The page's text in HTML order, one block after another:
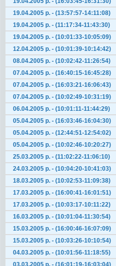
19.04.2005 р. - (13:57:57-14:11:08)
19.04.2005 р. - (11:17:34-11:43:30)
19.04.2005 р. - (10:01:33-10:05:09)
12.04.2005 р. - (10:01:39-10:14:42)
08.04.2005 р. - (10:02:42-11:26:54)
07.04.2005 р. - (16:40:15-16:45:28)
07.04.2005 р. - (16:03:21-16:06:43)
07.04.2005 р. - (10:02:49-10:31:19)
06.04.2005 р. - (10:01:11-11:44:29)
05.04.2005 р. - (16:03:46-16:04:30)
05.04.2005 р. - (12:44:51-12:54:02)
05.04.2005 р. - (10:02:46-10:20:27)
25.03.2005 р. - (11:02:22-11:06:10)
24.03.2005 р. - (10:04:20-10:41:03)
18.03.2005 р. - (10:02:53-11:09:38)
17.03.2005 р. - (16:00:41-16:01:51)
17.03.2005 р. - (10:03:17-10:11:22)
16.03.2005 р. - (10:01:04-11:30:54)
15.03.2005 р. - (16:00:46-16:07:09)
15.03.2005 р. - (10:03:26-10:10:54)
04.03.2005 р. - (10:01:56-11:18:55)